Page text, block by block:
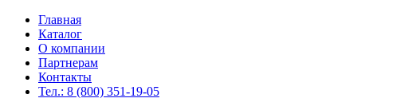
Главная
Каталог
О компании
Партнерам
Контакты
Тел.: 8 (800) 351-19-05